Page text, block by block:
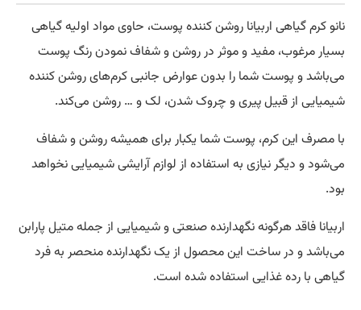
نانو کرم گیاهی اربیانا روشن کننده پوست، حاوی مواد اولیه گیاهی
بسیار مرغوب، مفید و موثر در روشن و شفاف نمودن رنگ پوست
می‌باشد و پوست شما را بدون عوارض جانبی کرم‌های روشن کننده
شیمیایی از قبیل پیری و چروک شدن، لک و … روشن‌ می‌کند.
با مصرف این کرم، پوست شما یکبار برای همیشه روشن و شفاف
می‌شود و دیگر نیازی به استفاده از لوازم آرایشی شیمیایی نخواهد
بود.
اربیانا فاقد هرگونه نگهدارنده صنعتی و شیمیایی از جمله متیل پارابن
می‌باشد و در ساخت این محصول از یک نگهدارنده منحصر به‌ فرد
گیاهی با رده غذایی استفاده شده است.